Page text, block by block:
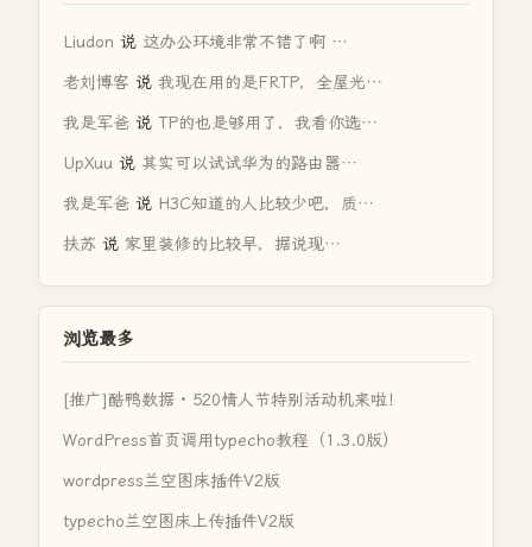
Liudon 说 这办公环境非常不错了啊 …
老刘博客 说 我现在用的是FRTP，全屋光…
我是军爸 说 TP的也是够用了，我看你选…
UpXuu 说 其实可以试试华为的路由器…
我是军爸 说 H3C知道的人比较少吧，质…
扶苏 说 家里装修的比较早，据说现…
浏览最多
[推广]酷鸭数据 · 520情人节特别活动机来啦！
WordPress首页调用typecho教程（1.3.0版）
wordpress兰空图床插件V2版
typecho兰空图床上传插件V2版